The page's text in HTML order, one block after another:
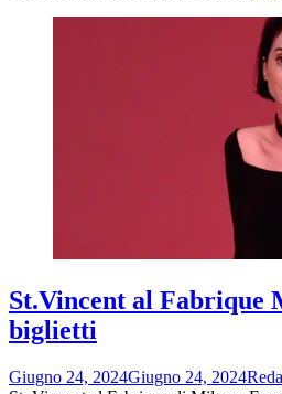
St.Vincent al Fabrique
biglietti
Giugno 24, 2024Giugno 24, 2024